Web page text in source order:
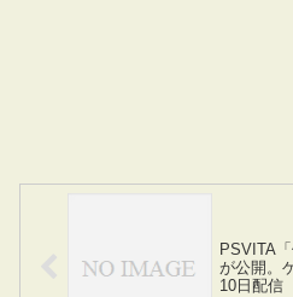
PSVITA
が公開。
10日配信